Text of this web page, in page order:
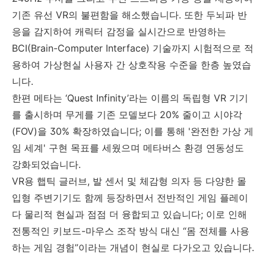
기존 유선 VR의 불편함을 해소했습니다. 또한 두뇌파 반
응을 감지하여 캐릭터 감정을 실시간으로 반영하는
BCI(Brain-Computer Interface) 기술까지 시험적으로 적
용하여 가상현실 사용자 간 상호작용 수준을 한층 높였습
니다.
한편 메타는 ‘Quest Infinity’라는 이름의 독립형 VR 기기
를 출시하며 무게를 기존 모델보다 20% 줄이고 시야각
(FOV)을 30% 확장하였습니다; 이를 통해 '완전한 가상 게
임 세계' 구현 목표를 세웠으며 메타버스 환경 연동성도
강화되었습니다.
VR용 햅틱 글러브, 발 센서 및 체감형 의자 등 다양한 몰
입형 주변기기도 함께 등장하면서 전반적인 게임 플레이
다 물리적 현실과 점점 더 융합되고 있습니다; 이로 인해
전통적인 키보드-마우스 조작 방식 대신 “몸 전체를 사용
하는 게임 경험”이라는 개념이 현실로 다가오고 있습니다.